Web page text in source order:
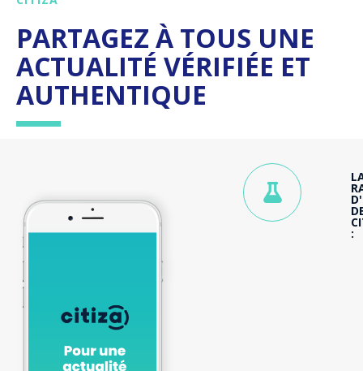
PARTAGEZ À TOUS UNE
ACTUALITÉ VÉRIFIÉE ET
AUTHENTIQUE
: